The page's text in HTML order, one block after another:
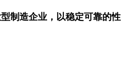
制造企业，以稳定可靠的性